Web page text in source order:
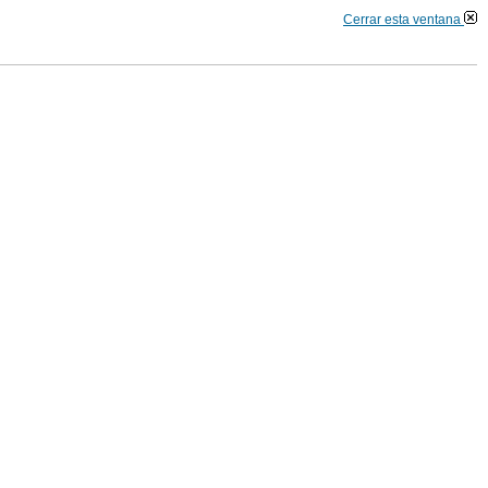
Cerrar esta ventana